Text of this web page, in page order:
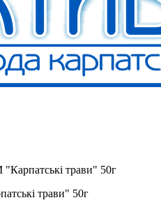
трави" 50г
трави" 50г